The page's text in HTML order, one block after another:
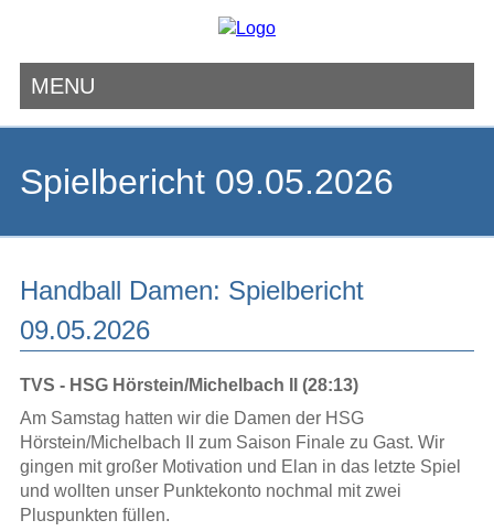
MENU
Spielbericht 09.05.2026
Handball Damen: Spielbericht
09.05.2026
TVS - HSG Hörstein/Michelbach II (28:13)
Am Samstag hatten wir die Damen der HSG
Hörstein/Michelbach II zum Saison Finale zu Gast. Wir
gingen mit großer Motivation und Elan in das letzte Spiel
und wollten unser Punktekonto nochmal mit zwei
Pluspunkten füllen.